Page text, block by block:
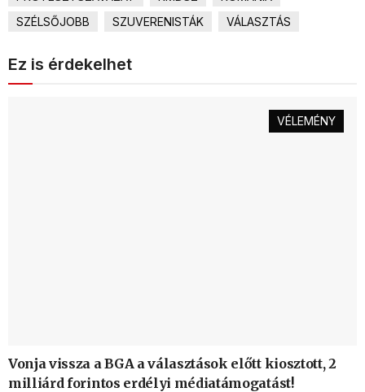
SZÉLSŐJOBB
SZUVERENISTÁK VÁLASZTÁS
Ez is érdekelhet
VÉLEMÉNY
Vonja vissza a BGA a választások előtt kiosztott, 2
milliárd forintos erdélyi médiatámogatást!